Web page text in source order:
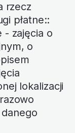
rzecz
płatne::
- zajęcia o
o
lokalizacji